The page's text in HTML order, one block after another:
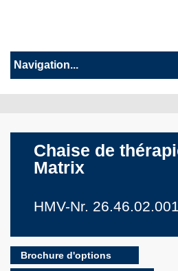
Chaise de
Matrix
HMV-Nr.
Brochure d'options